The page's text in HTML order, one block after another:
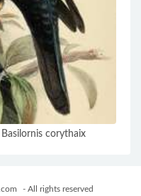
corythaix
- All rights reserved